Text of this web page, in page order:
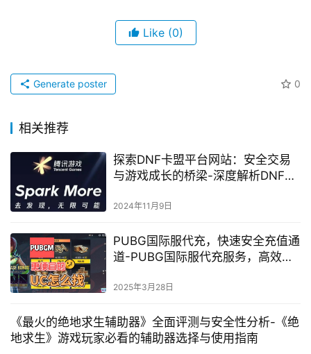
Like (0)
0
Generate poster
相关推荐
探索DNF卡盟平台网站：安全交易
与游戏成长的桥梁-深度解析DNF卡
2024年11月9日
PUBG国际服代充，快速安全充值通
道-PUBG国际服代充服务，高效安
2025年3月28日
《最火的绝地求生辅助器》全面评测与安全性分析-《绝
地求生》游戏玩家必看的辅助器选择与使用指南